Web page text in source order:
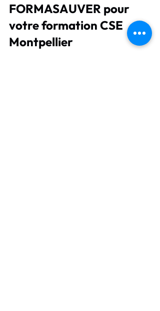
FORMASAUVER pour
votre formation CSE
Montpellier